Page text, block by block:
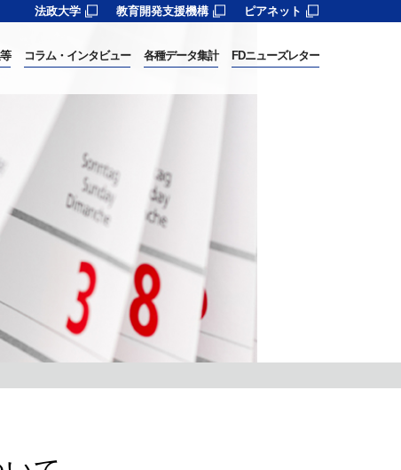
法政大学 教育開発支援機構 ピアネット
コラム・インタビュー 各種データ集計 FDニューズレター